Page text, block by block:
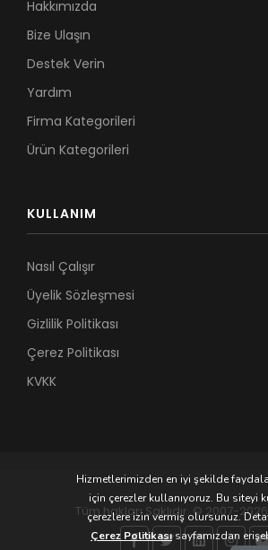
Hakkımızda
Bize Ulaşın
Destek Verin
Yardım
Firma Kategorileri
Ürün Kategorileri
KULLANIM
Nasıl Çalışır
Üyelik Sözleşmesi
Gizlilik Politikası
Çerez Politikası
KVKK
Tüm hakları Saklıdır. © 2007-
Hizmetlerimizden en iyi şekilde
için çerezler kullanıyoruz. Bu siteyi
çerezlere izin vermiş olursunuz.
Çerez Politikasısayfamızdan